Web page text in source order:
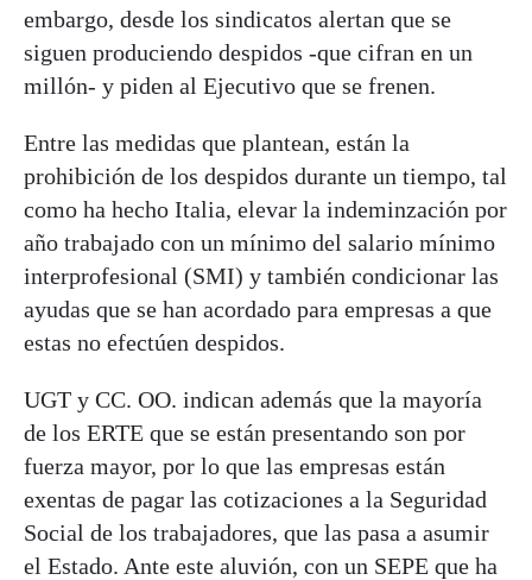
embargo, desde los sindicatos alertan que se
siguen produciendo despidos -que cifran en un
millón- y piden al Ejecutivo que se frenen.
Entre las medidas que plantean, están la
prohibición de los despidos durante un tiempo, tal
como ha hecho Italia, elevar la indeminzación por
año trabajado con un mínimo del salario mínimo
interprofesional (SMI) y también condicionar las
ayudas que se han acordado para empresas a que
estas no efectúen despidos.
UGT y CC. OO. indican además que la mayoría
de los ERTE que se están presentando son por
fuerza mayor, por lo que las empresas están
exentas de pagar las cotizaciones a la Seguridad
Social de los trabajadores, que las pasa a asumir
el Estado. Ante este aluvión, con un SEPE que ha